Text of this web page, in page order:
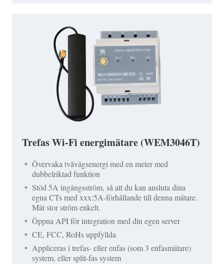
Trefas Wi-Fi energimätare (WEM3046T)
Övervaka tvåvägsenergi med en meter med
dubbelriktad funktion
Stöd 5A ingångsström, så att du kan ansluta dina
egna CTs med xxx:5A-förhållande till denna mätare.
Mät stor ström enkelt.
Öppna API för integration med din egen server
CE, FCC, RoHs uppfyllda
Appliceras i trefas- eller enfas (som 3 enfasmätare)
system, eller split-fas system